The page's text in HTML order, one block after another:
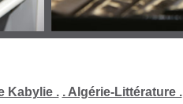
Kabylie . . Algérie-Littérature .